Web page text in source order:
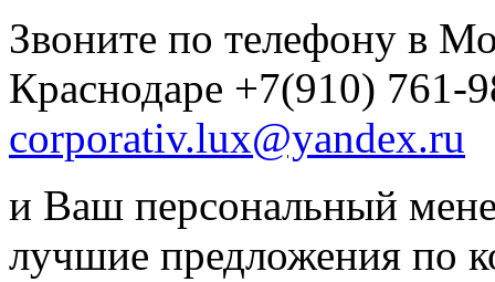
Звоните по телефону в
Краснодаре +7(910)
corporativ.lux@yandex.ru
и Ваш персональный
лучшие предложения по